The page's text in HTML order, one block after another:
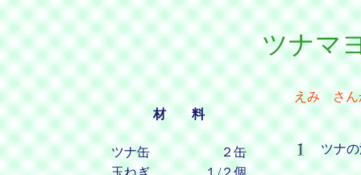
ツナマ
材 料
ツナ缶
２缶
玉ねぎ
１/２個
えみ さん
ツナ